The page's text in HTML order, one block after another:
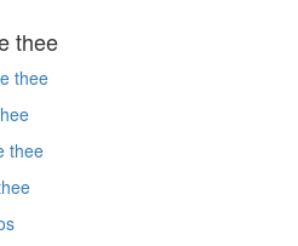
thee
thee
thee